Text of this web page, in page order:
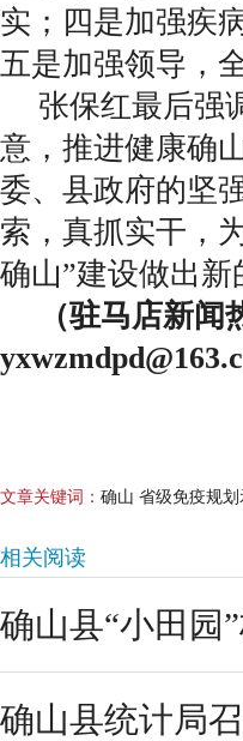
实；四是加强疾
五是加强领导，
张保红最后强
意，推进健康确
委、县政府的坚
索，真抓实干，
确山”建设做出新
（驻马店新
文章关键词： 确山 省级免疫规
相关阅读
确山县“小田园
确山县统计局